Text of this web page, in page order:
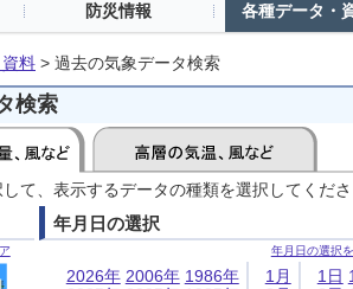
防災情報 各種データ・
料 > 過去の気象データ検索
検索
て、表示するデータの種類を選択してくだ
年月日の選択
年月日の選択
2026年 2006年 1986年
1月
1日